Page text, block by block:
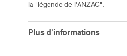
la "légende de l'ANZAC".
Plus d'informations